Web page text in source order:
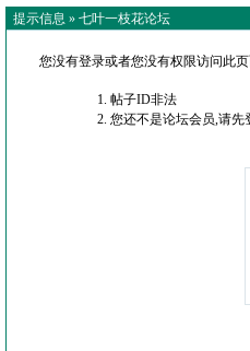
提示信息 » 七叶一枝花论坛
您没有登录或者您没有权限访问此
帖子ID非法
您还不是论坛会员,请先